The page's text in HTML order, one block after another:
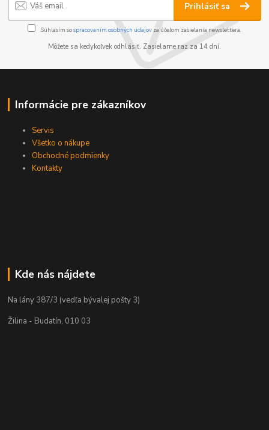
Prihlásiť sa
Súhlasím sospracovaním osobných údajov za účelom zasielania newslettera.
Môžete sa kedykoľvek odhlásiť. Zasielame raz za 14 dní.
Informácie pre zákazníkov
Servis
Všetko o nákupe
Obchodné podmienky
Kontakty
Kde nás nájdete
Na lány 387/3 (vedľa bývalej pošty 3)
Žilina - Budatín, 010 03